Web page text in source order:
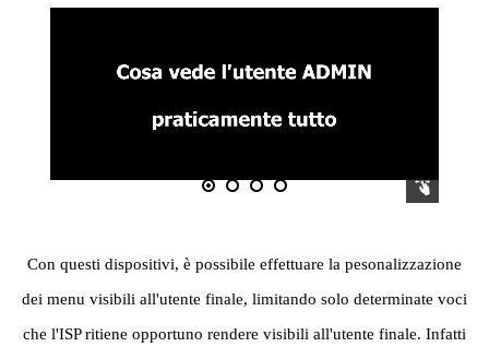
Con questi dispositivi, è possibile effettuare la pesonalizzazione
dei menu visibili all'utente finale, limitando solo determinate voci
che l'ISP ritiene opportuno rendere visibili all'utente finale. Infatti